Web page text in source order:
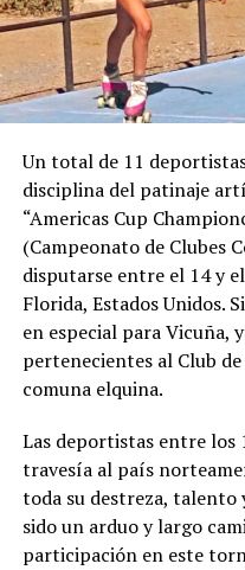
Un total de 11
disciplina del patinaje
“Americas Cup
(Campeonato de Clubes
disputarse entre el 14 y
Florida, Estados Unidos.
en especial para Vicuña,
pertenecientes al Club
comuna elquina.
Las deportistas entre los
travesía al país
toda su destreza, talento
sido un arduo y largo
participación en este